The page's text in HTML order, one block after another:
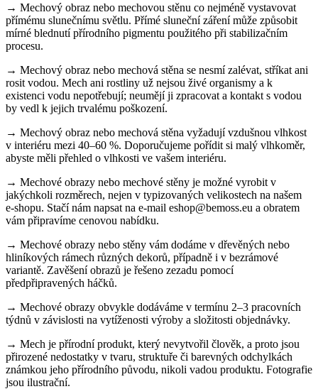
→ Mechový obraz nebo mechovou stěnu co nejméně vystavovat
přímému slunečnímu světlu. Přímé sluneční záření může způsobit
mírné blednutí přírodního pigmentu použitého při stabilizačním
procesu.
→ Mechový obraz nebo mechová stěna se nesmí zalévat, stříkat ani
rosit vodou. Mech ani rostliny už nejsou živé organismy a k
existenci vodu nepotřebují; neumějí ji zpracovat a kontakt s vodou
by vedl k jejich trvalému poškození.
→ Mechový obraz nebo mechová stěna vyžadují vzdušnou vlhkost
v interiéru mezi 40–60 %. Doporučujeme pořídit si malý vlhkoměr,
abyste měli přehled o vlhkosti ve vašem interiéru.
→ Mechové obrazy nebo mechové stěny je možné vyrobit v
jakýchkoli rozměrech, nejen v typizovaných velikostech na našem
e-shopu. Stačí nám napsat na e-mail eshop@bemoss.eu a obratem
vám připravíme cenovou nabídku.
→ Mechové obrazy nebo stěny vám dodáme v dřevěných nebo
hliníkových rámech různých dekorů, případně i v bezrámové
variantě. Zavěšení obrazů je řešeno zezadu pomocí
předpřipravených háčků.
→ Mechové obrazy obvykle dodáváme v termínu 2–3 pracovních
týdnů v závislosti na vytíženosti výroby a složitosti objednávky.
→ Mech je přírodní produkt, který nevytvořil člověk, a proto jsou
přirozené nedostatky v tvaru, struktuře či barevných odchylkách
známkou jeho přírodního původu, nikoli vadou produktu. Fotografie
jsou ilustrační.